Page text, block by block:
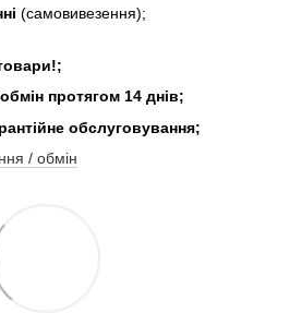
(самовивезення);
протягом 14 днів;
обслуговування;
/ обмін